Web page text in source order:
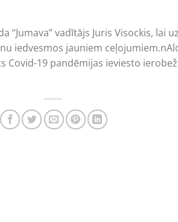
“Jumava” vadītājs Juris Visockis, lai
iedvesmos jauniem
Covid-19 pandēmijas ieviesto